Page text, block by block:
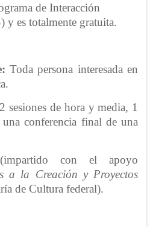
de Interacción
y es totalmente gratuita.
Toda persona interesada en
sesiones de hora y media, 1
conferencia final de una
con el apoyo
a la Creación y Proyectos
de Cultura federal).